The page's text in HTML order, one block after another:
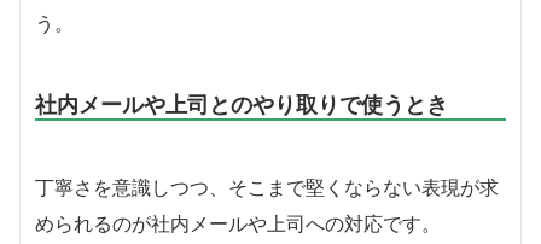
う。
社内メールや上司とのやり取りで使うとき
丁寧さを意識しつつ、そこまで堅くならない表現が求
められるのが社内メールや上司への対応です。